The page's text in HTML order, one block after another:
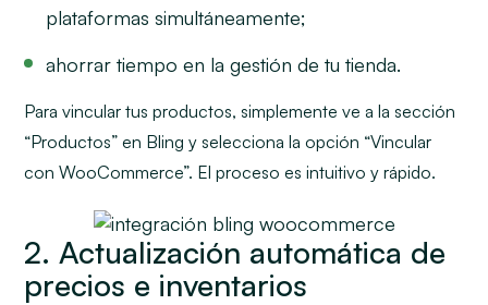
plataformas simultáneamente;
ahorrar tiempo en la gestión de tu tienda.
Para vincular tus productos, simplemente ve a la sección
“Productos” en Bling y selecciona la opción “Vincular
con WooCommerce”. El proceso es intuitivo y rápido.
2. Actualización automática de
precios e inventarios